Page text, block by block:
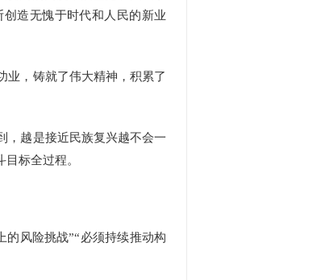
造无愧于时代和人民的新业
，铸就了伟大精神，积累了
越是接近民族复兴越不会一
标全过程。
风险挑战”“必须持续推动构